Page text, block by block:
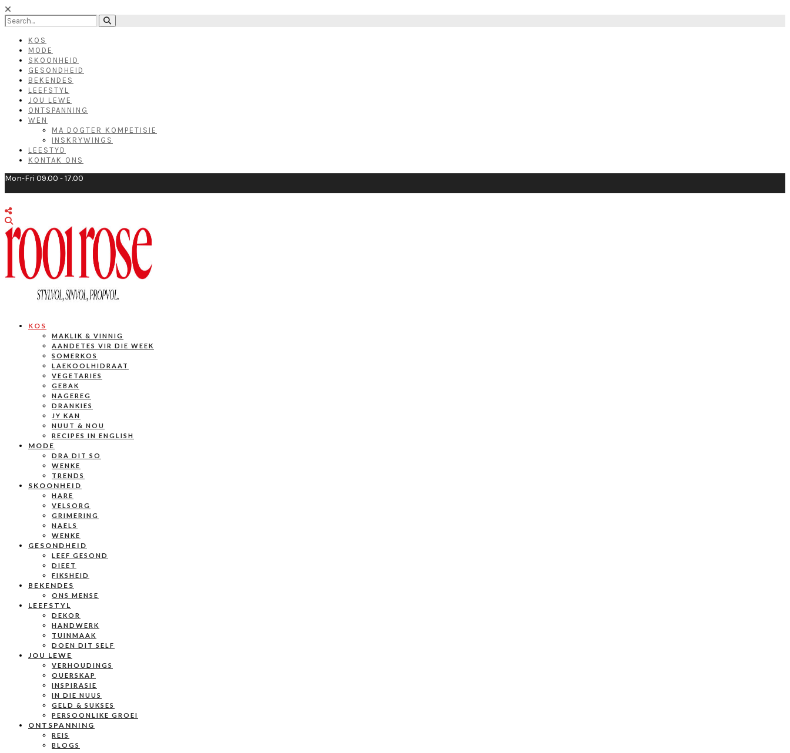
KOS
MODE
SKOONHEID
GESONDHEID
BEKENDES
LEEFSTYL
JOU LEWE
ONTSPANNING
WEN
MA DOGTER KOMPETISIE
INSKRYWINGS
LEESTYD
KONTAK ONS
Mon-Fri 09.00 - 17.00
KOS
MAKLIK & VINNIG
AANDETES VIR DIE WEEK
SOMERKOS
LAEKOOLHIDRAAT
VEGETARIES
GEBAK
NAGEREG
DRANKIES
JY KAN
NUUT & NOU
RECIPES IN ENGLISH
MODE
DRA DIT SO
WENKE
TRENDS
SKOONHEID
HARE
VELSORG
GRIMERING
NAELS
WENKE
GESONDHEID
LEEF GESOND
DIEET
FIKSHEID
BEKENDES
ONS MENSE
LEEFSTYL
DEKOR
HANDWERK
TUINMAAK
DOEN DIT SELF
JOU LEWE
VERHOUDINGS
OUERSKAP
INSPIRASIE
IN DIE NUUS
GELD & SUKSES
PERSOONLIKE GROEI
ONTSPANNING
REIS
BLOGS